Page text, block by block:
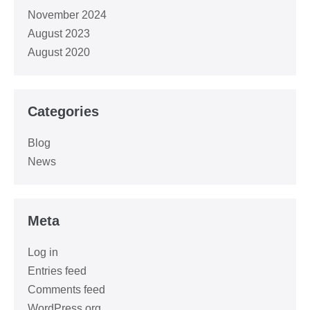
November 2024
August 2023
August 2020
Categories
Blog
News
Meta
Log in
Entries feed
Comments feed